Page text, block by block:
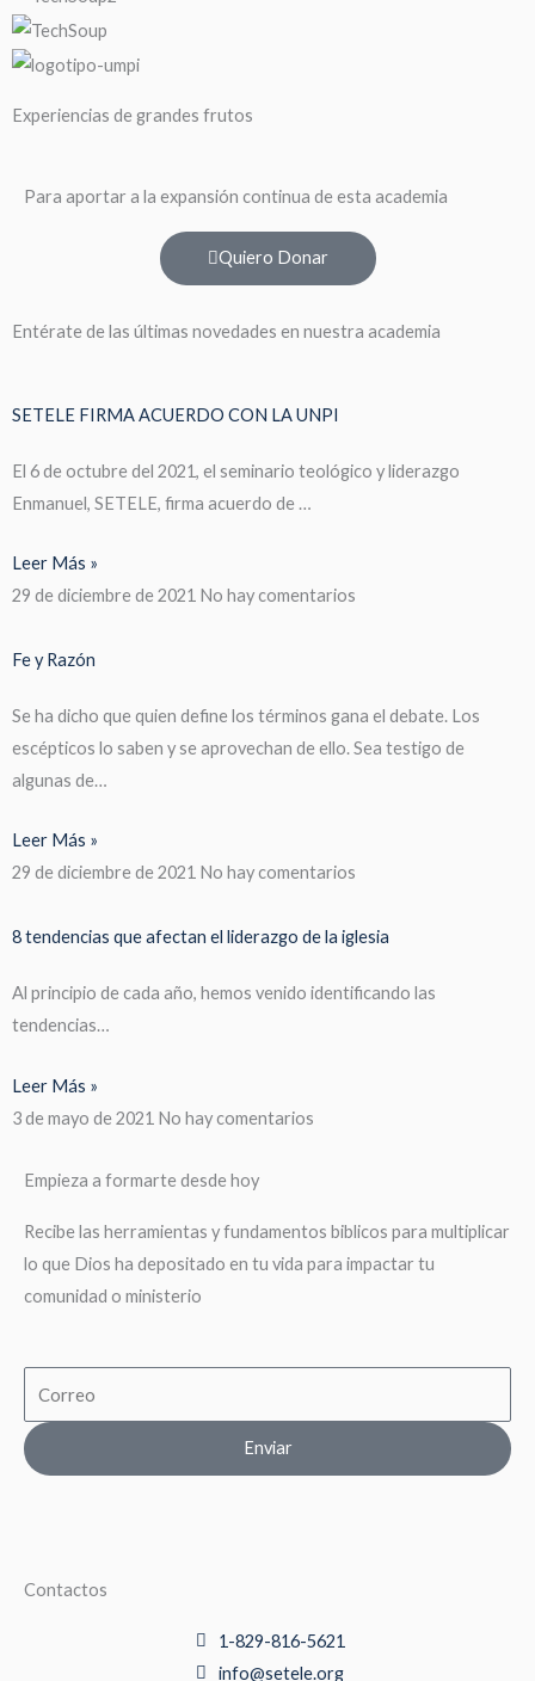
Experiencias de grandes frutos
Para aportar a la expansión continua de esta academia
Quiero Donar
Entérate de las últimas novedades en nuestra academia
SETELE FIRMA ACUERDO CON LA UNPI
El 6 de octubre del 2021, el seminario teológico y liderazgo
Enmanuel, SETELE, firma acuerdo de …
Leer Más »
29 de diciembre de 2021 No hay comentarios
Fe y Razón
Se ha dicho que quien define los términos gana el debate. Los
escépticos lo saben y se aprovechan de ello. Sea testigo de
algunas de…
Leer Más »
29 de diciembre de 2021 No hay comentarios
8 tendencias que afectan el liderazgo de la iglesia
Al principio de cada año, hemos venido identificando las
tendencias…
Leer Más »
3 de mayo de 2021 No hay comentarios
Empieza a formarte desde hoy
Recibe las herramientas y fundamentos biblicos para multiplicar
lo que Dios ha depositado en tu vida para impactar tu
comunidad o ministerio
Enviar
Contactos
1-829-816-5621
info@setele.org